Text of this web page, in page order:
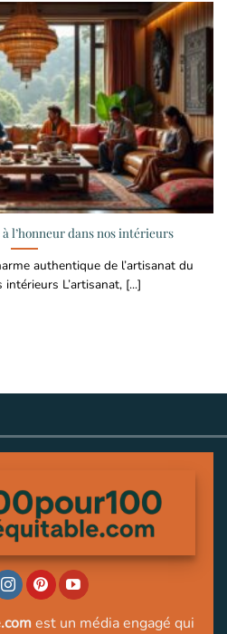
l’honneur dans nos intérieurs
authentique de l’artisanat du
L’artisanat, [...]
est un média engagé qui